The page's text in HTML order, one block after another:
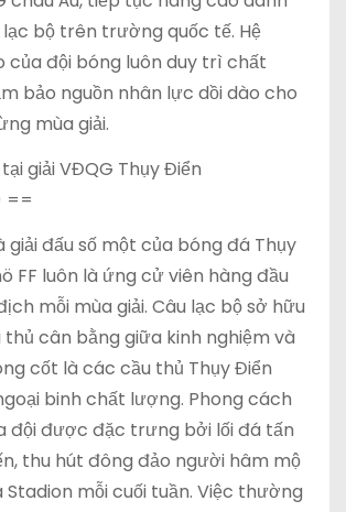
bộ trên trường quốc tế. Hệ
của đội bóng luôn duy trì chất
bảo nguồn nhân lực dồi dào cho
mùa giải.
giải VĐQG Thụy Điển
==
giải đấu số một của bóng đá Thụy
FF luôn là ứng cử viên hàng đầu
mỗi mùa giải. Câu lạc bộ sở hữu
cân bằng giữa kinh nghiệm và
cốt là các cầu thủ Thụy Điển
binh chất lượng. Phong cách
đội được đặc trưng bởi lối đá tấn
thu hút đông đảo người hâm mộ
Stadion mỗi cuối tuần. Việc thường